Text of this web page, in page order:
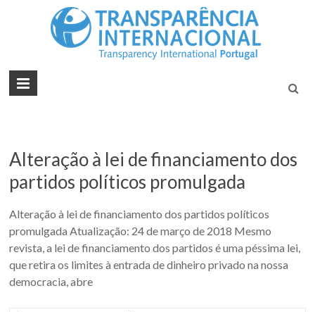
Alteração à lei de financiamento dos
partidos políticos promulgada
Alteração à lei de financiamento dos partidos políticos
promulgada Atualização: 24 de março de 2018 Mesmo
revista, a lei de financiamento dos partidos é uma péssima lei,
que retira os limites à entrada de dinheiro privado na nossa
democracia, abre